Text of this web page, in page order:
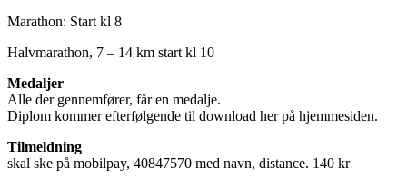
Marathon: Start kl 8
Halvmarathon, 7 – 14 km start kl 10
Medaljer
Alle der gennemfører, får en medalje.
Diplom kommer efterfølgende til download her på hjemmesiden.
Tilmeldning
skal ske på mobilpay, 40847570 med navn, distance. 140 kr